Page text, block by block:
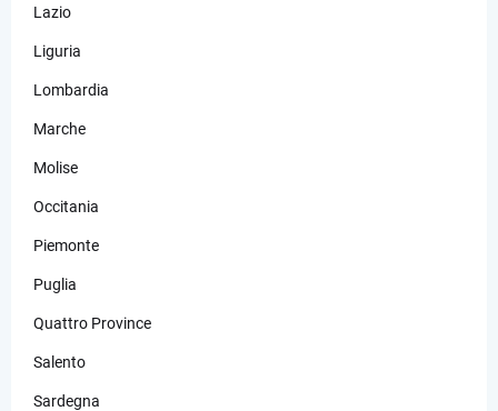
Lazio
Liguria
Lombardia
Marche
Molise
Occitania
Piemonte
Puglia
Quattro Province
Salento
Sardegna